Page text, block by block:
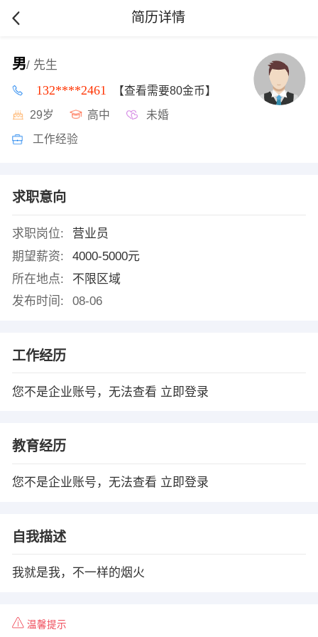
简历详情
男/ 先生
132****2461 【查看需要80金币】
29岁 高中 未婚
工作经验
求职意向
求职岗位:
营业员
期望薪资:
4000-5000元
所在地点:
不限区域
发布时间:
08-06
工作经历
您不是企业账号，无法查看 立即登录
教育经历
您不是企业账号，无法查看 立即登录
自我描述
我就是我，不一样的烟火
温馨提示